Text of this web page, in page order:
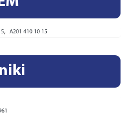
, A201 410 10 15